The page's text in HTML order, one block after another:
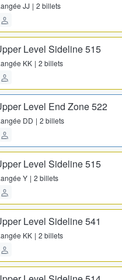
JJ 2 billets
Level Sideline 515
KK 2 billets
Level End Zone 522
DD 2 billets
Level Sideline 515
Y 2 billets
Level Sideline 541
KK 2 billets